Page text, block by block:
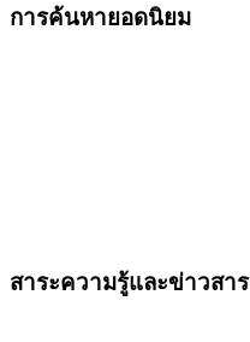
การค้นหายอดนิยม
สาระความรู้และข่าวสาร